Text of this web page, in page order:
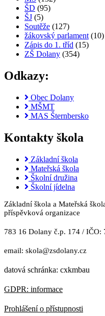
ŠD (95)
ŠJ (5)
Soutěže (127)
žákovský parlament (10)
Zápis do 1. tříd (15)
ZŠ Dolany (354)
Odkazy:
Obec Dolany
MŠMT
MAS Šternbersko
Kontakty škola
Základní škola
Mateřská škola
Školní družina
Školní jídelna
Základní škola a Mateřská
příspěvková organizace
783 16 Dolany č.p. 174 / IČO:
email: skola@zsdolany.cz
datová schránka: cxkmbau
GDPR: informace
Prohlášení o přístupnosti